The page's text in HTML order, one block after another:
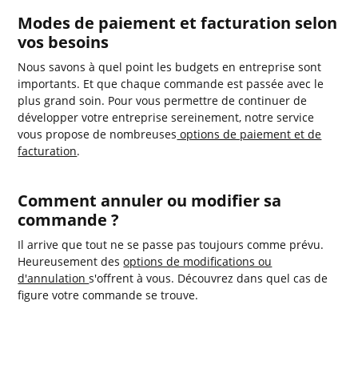
Modes de paiement et facturation selon
vos besoins
Nous savons à quel point les budgets en entreprise sont
importants. Et que chaque commande est passée avec le
plus grand soin. Pour vous permettre de continuer de
développer votre entreprise sereinement, notre service
vous propose de nombreuses options de paiement et de
facturation.
Comment annuler ou modifier sa
commande ?
Il arrive que tout ne se passe pas toujours comme prévu.
Heureusement desoptions de modifications ou
d'annulations'offrent à vous. Découvrez dans quel cas de
figure votre commande se trouve.